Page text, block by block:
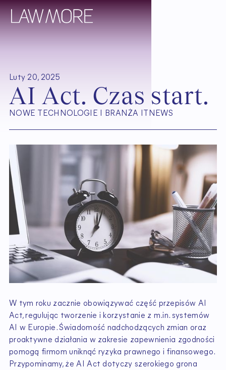
Luty 20, 2025
AI Act. Czas start.
NOWE TECHNOLOGIE I BRANŻA IT NEWS
W tym roku zacznie obowiązywać część przepisów AI
Act, regulując tworzenie i korzystanie z m.in. systemów
AI w Europie. Świadomość nadchodzących zmian oraz
proaktywne działania w zakresie zapewnienia zgodności
pomogą firmom uniknąć ryzyka prawnego i finansowego.
Przypominamy, że AI Act dotyczy szerokiego grona